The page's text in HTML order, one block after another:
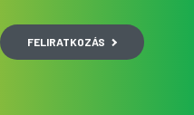
FELIRATKOZÁS